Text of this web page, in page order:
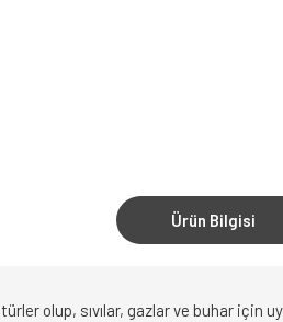
Ürün Bilgisi
olup, sıvılar, gazlar ve buhar